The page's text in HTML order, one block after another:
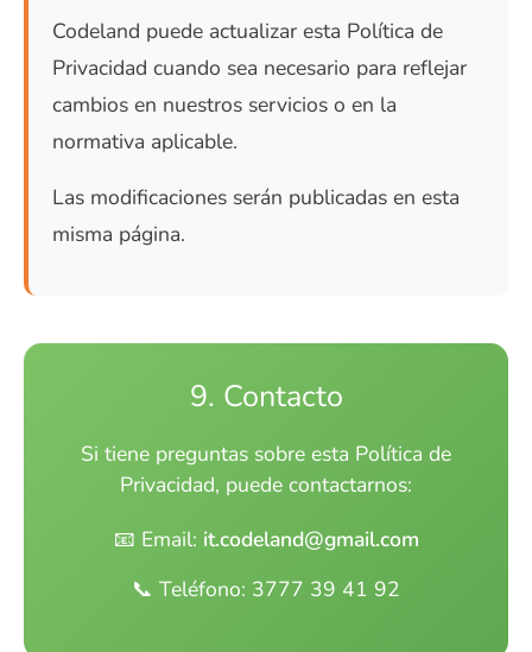
Codeland puede actualizar esta Política de
Privacidad cuando sea necesario para reflejar
cambios en nuestros servicios o en la
normativa aplicable.
Las modificaciones serán publicadas en esta
misma página.
9. Contacto
Si tiene preguntas sobre esta Política de
Privacidad, puede contactarnos:
📧 Email: it.codeland@gmail.com
📞 Teléfono: 3777 39 41 92